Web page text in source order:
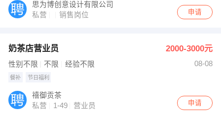
思为博创意设计有限公司
私营
销售岗位 申请
奶茶店营业员 2000-3000元
性别不限 不限 经验不限 08-08
餐补 节日福利
禧御贡茶
私营
1-49 营业员 申请